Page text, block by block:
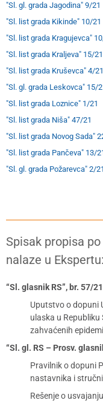
"Sl. gl. grada Jagodina" 9/21
"Sl. list grada Kikinde" 10/21
"Sl. list grada Kragujevca"
"Sl. list grada Kraljeva" 15/21
"Sl. list grada Kruševca" 4/21
"Sl. gl. grada Leskovca" 15/
"Sl. list grada Loznice" 1/21
"Sl. list grada Niša" 47/21
"Sl. list grada Novog Sada"
"Sl. list grada Pančeva" 13/
"Sl. gl. grada Požarevca" 2/21
Spisak propisa
nalaze u Ekspertu:
“Sl. glasnik RS”, br. 57/
Uputstvo o dopuni
ulaska u
zahvaćenih
“Sl. gl. RS – Prosv.
Pravilnik o dopuni
nastavnika i
Rešenje o